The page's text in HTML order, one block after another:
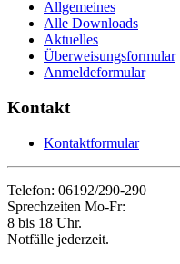
Allgemeines
Alle Downloads
Aktuelles
Überweisungsformular
Anmeldeformular
Kontakt
Kontaktformular
Telefon: 06192/290-290
Sprechzeiten Mo-Fr:
8 bis 18 Uhr.
Notfälle jederzeit.